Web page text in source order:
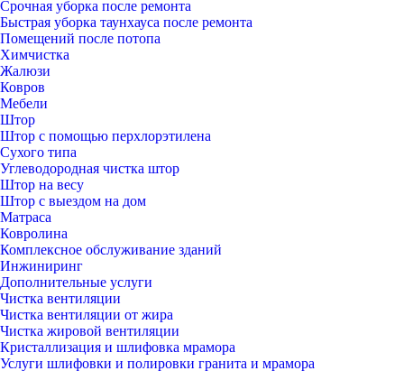
Срочная уборка после ремонта
Быстрая уборка таунхауса после ремонта
Помещений после потопа
Химчистка
Жалюзи
Ковров
Мебели
Штор
Штор с помощью перхлорэтилена
Сухого типа
Углеводородная чистка штор
Штор на весу
Штор с выездом на дом
Матраса
Ковролина
Комплексное обслуживание зданий
Инжиниринг
Дополнительные услуги
Чистка вентиляции
Чистка вентиляции от жира
Чистка жировой вентиляции
Кристаллизация и шлифовка мрамора
Услуги шлифовки и полировки гранита и мрамора